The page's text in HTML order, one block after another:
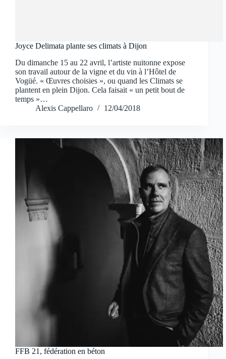
Joyce Delimata plante ses climats à Dijon
Du dimanche 15 au 22 avril, l’artiste nuitonne expose
son travail autour de la vigne et du vin à l’Hôtel de
Vogüé. « Œuvres choisies », ou quand les Climats se
plantent en plein Dijon. Cela faisait « un petit bout de
temps »…
Alexis Cappellaro
12/04/2018
FFB 21, fédération en béton